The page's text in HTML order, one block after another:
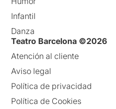
Infantil
Danza
Teatro Barcelona ©2026
Atención al cliente
Aviso legal
Política de privacidad
Política de Cookies